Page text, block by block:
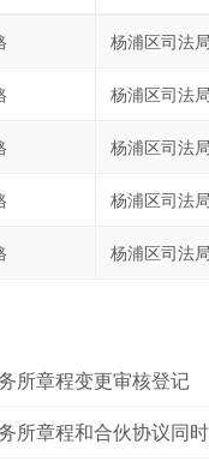
杨浦区司法
杨浦区司法
杨浦区司法
杨浦区司法
杨浦区司法
所章程变更审核登记
所章程和合伙协议同